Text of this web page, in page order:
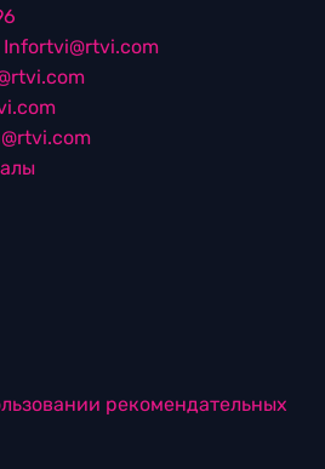
Infortvi@rtvi.com
рекомендательных